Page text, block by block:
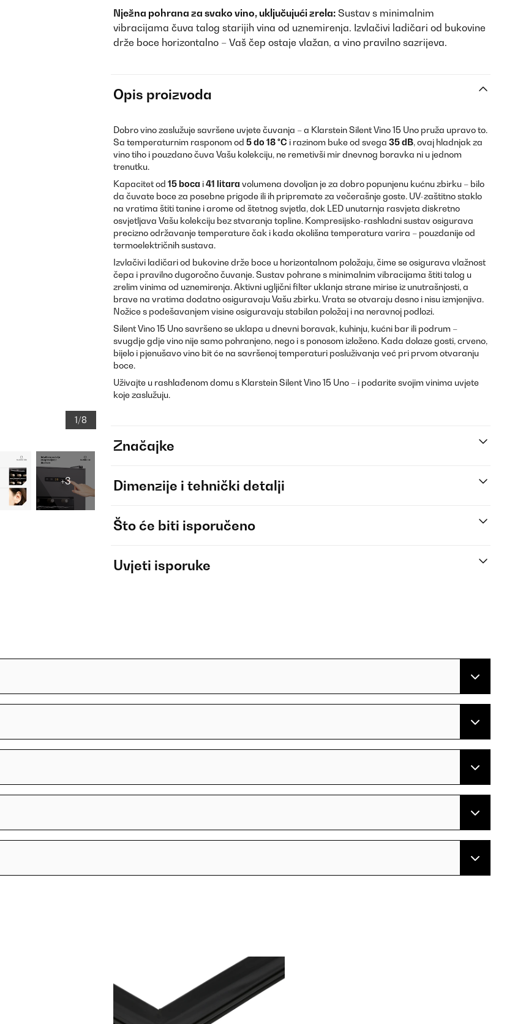
1/8
+3
Nježna pohrana za svako vino, uključujući zrela: Sustav s minimalnim
vibracijama čuva talog starijih vina od uznemirenja. Izvlačivi ladičari od bukovine
drže boce horizontalno – Vaš čep ostaje vlažan, a vino pravilno sazrijeva.
Opis proizvoda
Dobro vino zaslužuje savršene uvjete čuvanja – a Klarstein Silent Vino 15 Uno pruža upravo to.
Sa temperaturnim rasponom od 5 do 18 °C i razinom buke od svega 35 dB, ovaj hladnjak za
vino tiho i pouzdano čuva Vašu kolekciju, ne remetivši mir dnevnog boravka ni u jednom
trenutku.
Kapacitet od 15 boca i41 litara volumena dovoljan je za dobro popunjenu kućnu zbirku – bilo
da čuvate boce za posebne prigode ili ih pripremate za večerašnje goste. UV-zaštitno staklo
na vratima štiti tanine i arome od štetnog svjetla, dok LED unutarnja rasvjeta diskretno
osvjetljava Vašu kolekciju bez stvaranja topline. Kompresijsko-rashladni sustav osigurava
precizno održavanje temperature čak i kada okolišna temperatura varira – pouzdanije od
termoelektričnih sustava.
Izvlačivi ladičari od bukovine drže boce u horizontalnom položaju, čime se osigurava vlažnost
čepa i pravilno dugoročno čuvanje. Sustav pohrane s minimalnim vibracijama štiti talog u
zrelim vinima od uznemirenja. Aktivni ugljični filter uklanja strane mirise iz unutrašnjosti, a
brave na vratima dodatno osiguravaju Vašu zbirku. Vrata se otvaraju desno i nisu izmjenjiva.
Nožice s podešavanjem visine osiguravaju stabilan položaj i na neravnoj podlozi.
Silent Vino 15 Uno savršeno se uklapa u dnevni boravak, kuhinju, kućni bar ili podrum –
svugdje gdje vino nije samo pohranjeno, nego i s ponosom izloženo. Kada dolaze gosti, crveno,
bijelo i pjenušavo vino bit će na savršenoj temperaturi posluživanja već pri prvom otvaranju
boce.
Uživajte u rashlađenom domu s Klarstein Silent Vino 15 Uno – i podarite svojim vinima uvjete
koje zaslužuju.
Značajke
Dimenzije i tehnički detalji
Što će biti isporučeno
Uvjeti isporuke